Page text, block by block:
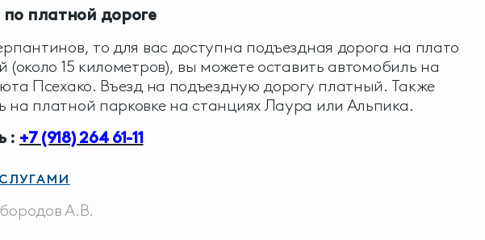
платной дороге
то для вас доступна подъездная дорога на плато
15 километров), вы можете оставить автомобиль на
Псехако. Въезд на подъездную дорогу платный. Также
на платной парковке на станциях Лаура или Альпика.
: +7 (918) 264 61-11
А.В.